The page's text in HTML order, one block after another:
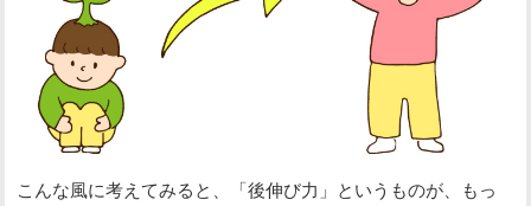
こんな風に考えてみると、「後伸び力」というものが、もっ